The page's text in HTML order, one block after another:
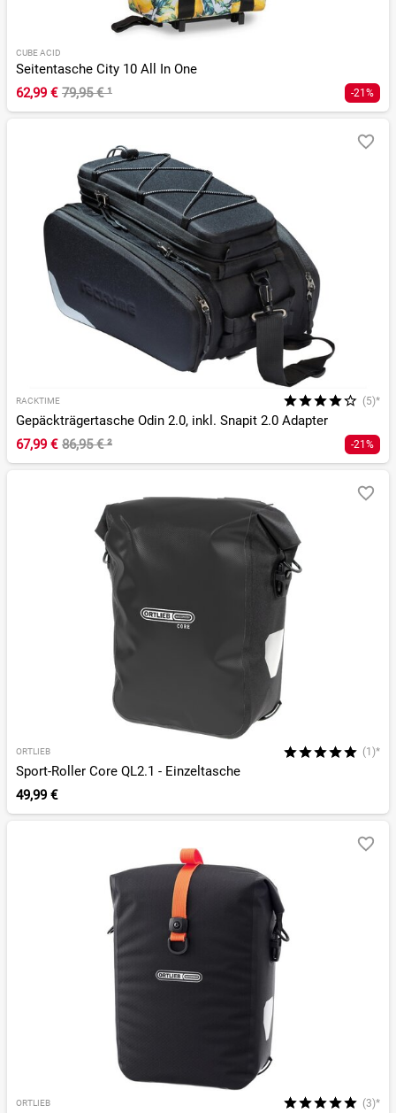
CUBE ACID
Seitentasche City 10 All In One
62,99 € 79,95 €¹ -21%
RACKTIME (5)*
Gepäckträgertasche Odin 2.0, inkl. Snapit 2.0 Adapter
67,99 € 86,95 €² -21%
ORTLIEB (1)*
Sport-Roller Core QL2.1 - Einzeltasche
49,99 €
ORTLIEB (3)*